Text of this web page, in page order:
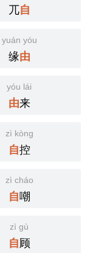
兀自
yuán yóu
缘由
yóu lái
由来
zì kòng
自控
zì cháo
自嘲
zì gù
自顾